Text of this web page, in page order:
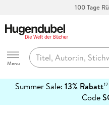
100 Tage
Hugendubel
Menu
Summer Sale: 13% Rabatt12
Code
erfahren